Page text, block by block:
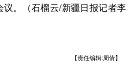
。（石榴云/新疆日报记者李
【责任编辑:周倩】